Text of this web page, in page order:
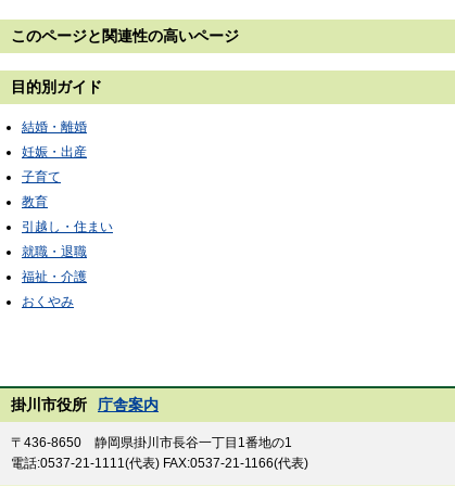
このページと 関連性の高いページ
目的別ガイド
結婚・離婚
妊娠・出産
子育て
教育
引越し・住まい
就職・退職
福祉・介護
おくやみ
掛川市役所 庁舎案内
〒436-8650 静岡県掛川市長谷一丁目1番地の1
電話:0537-21-1111(代表) FAX:0537-21-1166(代表)